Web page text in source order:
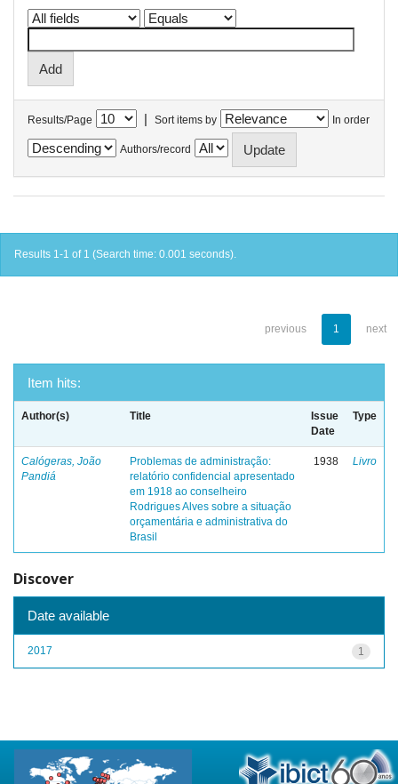
Results/Page | Sort items by In order
Authors/record
Results 1-1 of 1 (Search time: 0.001 seconds).
previous 1 next
Item hits:
Author(s) Title
Issue
Date
Type
Calógeras, João
Pandiá
Problemas de administração:
relatório confidencial apresentado
em 1918 ao conselheiro
Rodrigues Alves sobre a situação
orçamentária e administrativa do
Brasil
1938 Livro
Discover
Date available
1
2017